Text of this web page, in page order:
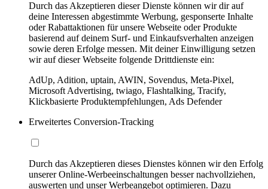
Durch das Akzeptieren dieser Dienste können wir dir auf
deine Interessen abgestimmte Werbung, gesponserte Inhalte
oder Rabattaktionen für unsere Webseite oder Produkte
basierend auf deinem Surf- und Einkaufsverhalten anzeigen
sowie deren Erfolge messen. Mit deiner Einwilligung setzen
wir auf dieser Webseite folgende Drittdienste ein:
AdUp, Adition, uptain, AWIN, Sovendus, Meta-Pixel,
Microsoft Advertising, twiago, Flashtalking, Tracify,
Klickbasierte Produktempfehlungen, Ads Defender
Erweitertes Conversion-Tracking
Durch das Akzeptieren dieses Dienstes können wir den Erfolg
unserer Online-Werbeeinschaltungen besser nachvollziehen,
auswerten und unser Werbeangebot optimieren. Dazu